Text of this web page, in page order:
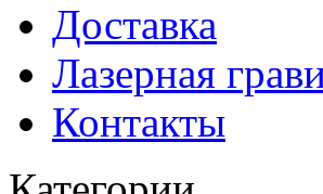
Доставка
Лазерная
Контакты